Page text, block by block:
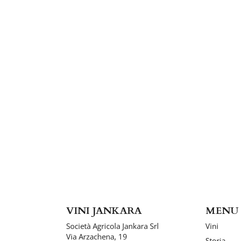
VINI JANKARA
Società Agricola Jankara Srl
Via Arzachena, 19
MENU
Vini